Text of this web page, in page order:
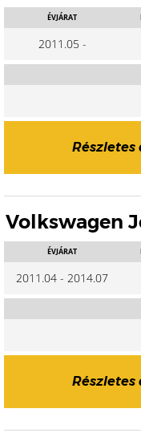
ÉVJÁRAT
2011.05 -
Volkswagen
ÉVJÁRAT
2011.04 - 2014.07